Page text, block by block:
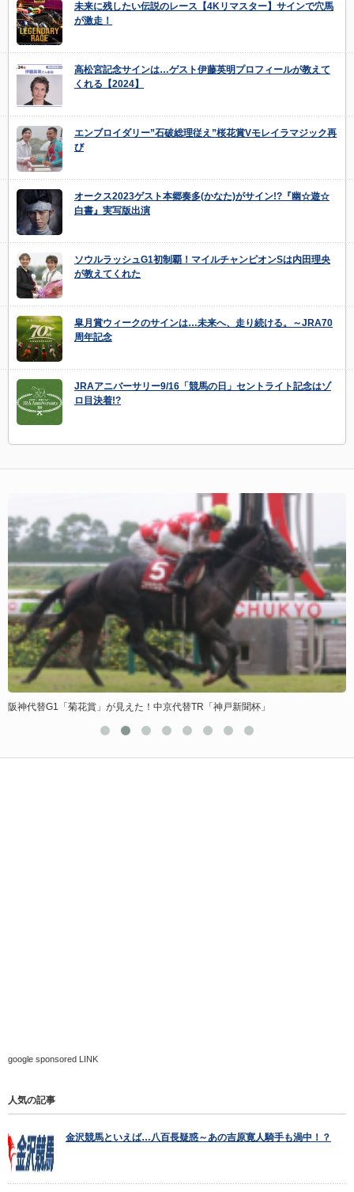
未来に残したい伝説のレース【4Kリマスター】サインで穴馬
が激走！
高松宮記念サインは…ゲスト伊藤英明プロフィールが教えて
くれる【2024】
エンブロイダリー”石破総理従え”桜花賞Vモレイラマジック再
び
オークス2023ゲスト本郷奏多(かなた)がサイン!?『幽☆遊☆
白書』実写版出演
ソウルラッシュG1初制覇！マイルチャンピオンSは内田理央
が教えてくれた
皐月賞ウィークのサインは…未来へ、走り続ける。～JRA70
周年記念
JRAアニバーサリー9/16「競馬の日」セントライト記念はゾ
ロ目決着!?
阪神代替G1「菊花賞」が見えた！中京代替TR「神戸新聞杯」
google sponsored LINK
人気の記事
金沢競馬といえば…八百長疑惑～あの吉原寛人騎手も渦中！？